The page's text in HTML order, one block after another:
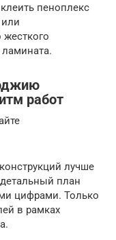
пеноплекс
работ
лучше
план
цифрами. Только
в рамках